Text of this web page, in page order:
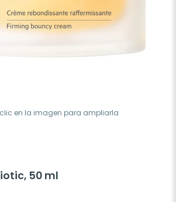
en la imagen para ampliarla
50 ml